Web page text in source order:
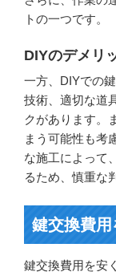
トの一つです。
DIYのデメリ
一方、DIYでの
技術、適切な道
クがあります。
まう可能性も考
な施工によって
るため、慎重な
鍵交換費
鍵交換費用を安